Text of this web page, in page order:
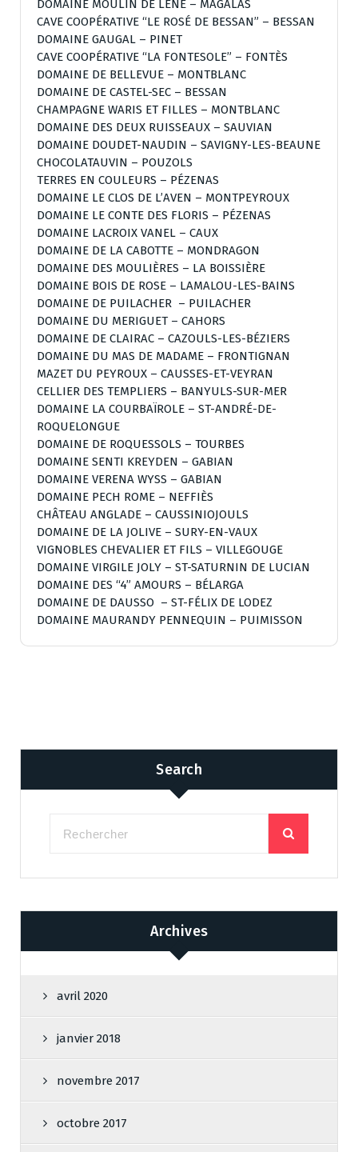
DOMAINE MOULIN DE LÈNE – MAGALAS
CAVE COOPÉRATIVE “LE ROSÉ DE BESSAN” – BESSAN
DOMAINE GAUGAL – PINET
CAVE COOPÉRATIVE “LA FONTESOLE” – FONTÈS
DOMAINE DE BELLEVUE – MONTBLANC
DOMAINE DE CASTEL-SEC – BESSAN
CHAMPAGNE WARIS ET FILLES – MONTBLANC
DOMAINE DES DEUX RUISSEAUX – SAUVIAN
DOMAINE DOUDET-NAUDIN – SAVIGNY-LES-BEAUNE
CHOCOLATAUVIN – POUZOLS
TERRES EN COULEURS – PÉZENAS
DOMAINE LE CLOS DE L’AVEN – MONTPEYROUX
DOMAINE LE CONTE DES FLORIS – PÉZENAS
DOMAINE LACROIX VANEL – CAUX
DOMAINE DE LA CABOTTE – MONDRAGON
DOMAINE DES MOULIÈRES – LA BOISSIÈRE
DOMAINE BOIS DE ROSE – LAMALOU-LES-BAINS
DOMAINE DE PUILACHER – PUILACHER
DOMAINE DU MERIGUET – CAHORS
DOMAINE DE CLAIRAC – CAZOULS-LES-BÉZIERS
DOMAINE DU MAS DE MADAME – FRONTIGNAN
MAZET DU PEYROUX – CAUSSES-ET-VEYRAN
CELLIER DES TEMPLIERS – BANYULS-SUR-MER
DOMAINE LA COURBAÏROLE – ST-ANDRÉ-DE-
ROQUELONGUE
DOMAINE DE ROQUESSOLS – TOURBES
DOMAINE SENTI KREYDEN – GABIAN
DOMAINE VERENA WYSS – GABIAN
DOMAINE PECH ROME – NEFFIÈS
CHÂTEAU ANGLADE – CAUSSINIOJOULS
DOMAINE DE LA JOLIVE – SURY-EN-VAUX
VIGNOBLES CHEVALIER ET FILS – VILLEGOUGE
DOMAINE VIRGILE JOLY – ST-SATURNIN DE LUCIAN
DOMAINE DES “4” AMOURS – BÉLARGA
DOMAINE DE DAUSSO – ST-FÉLIX DE LODEZ
DOMAINE MAURANDY PENNEQUIN – PUIMISSON
Search
Archives
avril 2020
janvier 2018
novembre 2017
octobre 2017